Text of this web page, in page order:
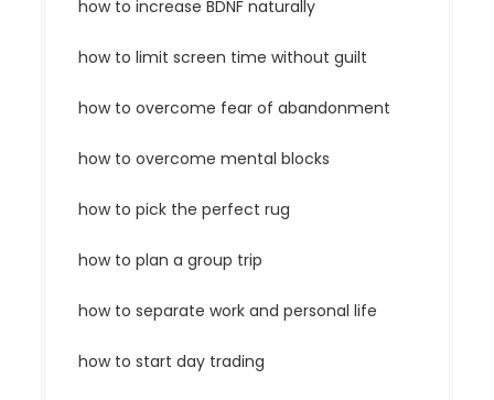
how to increase BDNF naturally
how to limit screen time without guilt
how to overcome fear of abandonment
how to overcome mental blocks
how to pick the perfect rug
how to plan a group trip
how to separate work and personal life
how to start day trading